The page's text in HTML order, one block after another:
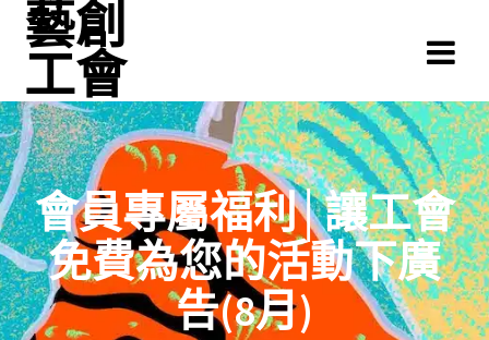
藝創
工會
會員專屬福利│讓工會
免費為您的活動下廣
告(8月)